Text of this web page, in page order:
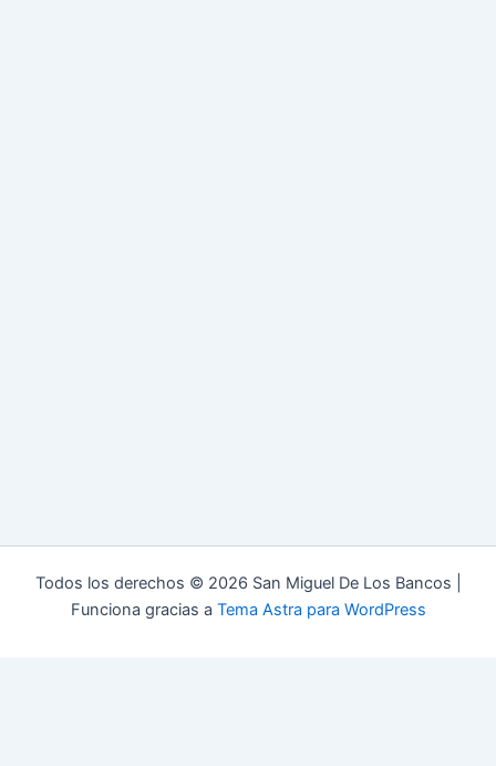
Todos los derechos © 2026 San Miguel De Los Bancos |
Funciona gracias a Tema Astra para WordPress